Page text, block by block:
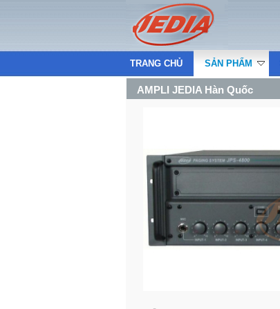
TRANG CHỦ SẢN PHẨM
AMPLI JEDIA Hàn Quốc